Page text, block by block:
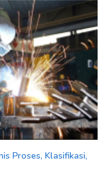
Proses, Klasifikasi,